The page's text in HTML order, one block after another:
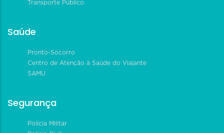
Transporte Público
Saúde
Pronto-Socorro
Centro de Atenção à Saúde do Viajante
SAMU
Segurança
Polícia Militar